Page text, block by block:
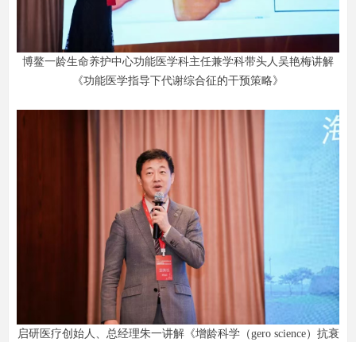
博鳌一龄生命养护中心功能医学科主任兼学科带头人吴艳梅讲解
《功能医学指导下代谢综合征的干预策略》
启研医疗创始人、总经理朱一讲解《增龄科学（gero science）抗衰